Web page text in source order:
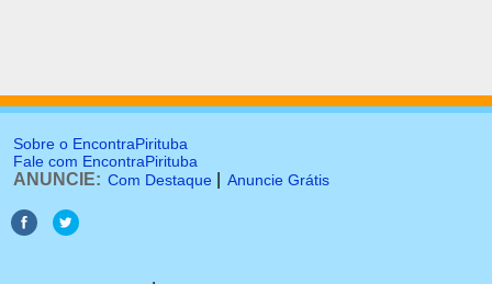
Sobre o EncontraPirituba
Fale com EncontraPirituba
ANUNCIE: Com Destaque Anuncie Grátis